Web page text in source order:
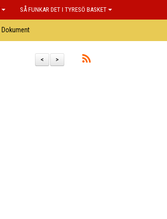
SÅ FUNKAR DET I TYRESÖ BASKET
Dokument
>
<